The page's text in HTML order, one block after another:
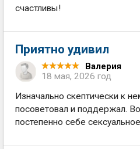
счастливы!
Приятно удивил
Валерия
18 мая, 2026 год
Изначально скептически к
посоветовал и поддержал.
постепенно себе